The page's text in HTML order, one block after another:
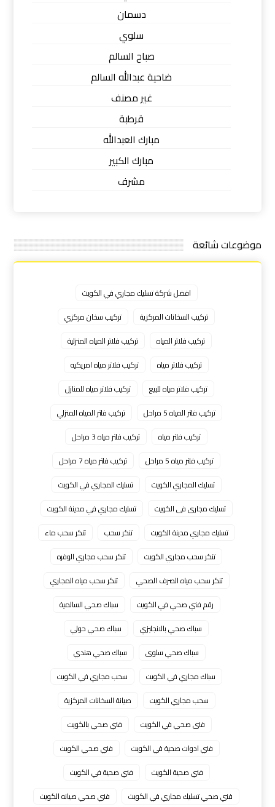
دسمان
سلوي
صباح السالم
ضاحية عبدالله السالم
غير مصنف
قرطبة
مبارك العبدالله
مبارك الكبير
مشرف
موضوعات شائعة
افضل شركة تسليك مجاري في الكويت
تركيب السخانات المركزية
تركيب سخان مركزي
تركيب فلاتر المياه
تركيب فلاتر المياه المنزلية
تركيب فلاتر مياه
تركيب فلاتر مياه امريكيه
تركيب فلاتر مياه للبيع
تركيب فلاتر مياه للمنازل
تركيب فلتر المياه 5 مراحل
تركيب فلتر المياه المنزلي
تركيب فلتر مياه
تركيب فلتر مياه 3 مراحل
تركيب فلتر مياه 5 مراحل
تركيب فلتر مياه 7 مراحل
تسليك المجاري الكويت
تسليك المجاري في الكويت
تسليك مجارى فى الكويت
تسليك مجاري في مدينة الكويت
تسليك مجاري مدينة الكويت
تنكر سحب
تنكر سحب ماء
تنكر سحب مجاري الكويت
تنكر سحب مجاري الوفره
تنكر سحب مياه الصرف الصحي
تنكر سحب مياه المجاري
رقم فني صحي في الكويت
سباك صحي السالمية
سباك صحي بالانجليزي
سباك صحي حولي
سباك صحي سلوى
سباك صحي هندي
سباك مجاري في الكويت
سحب مجاري في الكويت
سحب مجاري الكويت
صيانة السخانات المركزية
فنى صحي في الكويت
فني صحي بالكويت
فني ادوات صحية في الكويت
فني صحي الكويت
فني صحية الكويت
فني صحية في الكويت
فني صحي تسليك مجاري في الكويت
فني صحي صيانه الكويت